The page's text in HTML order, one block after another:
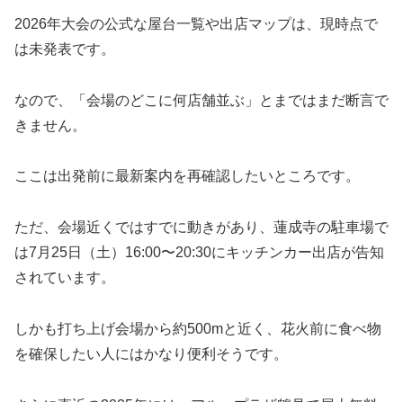
2026年大会の公式な屋台一覧や出店マップは、現時点で
は未発表です。
なので、「会場のどこに何店舗並ぶ」とまではまだ断言で
きません。
ここは出発前に最新案内を再確認したいところです。
ただ、会場近くではすでに動きがあり、蓮成寺の駐車場で
は7月25日（土）16:00〜20:30にキッチンカー出店が告知
されています。
しかも打ち上げ会場から約500mと近く、花火前に食べ物
を確保したい人にはかなり便利そうです。